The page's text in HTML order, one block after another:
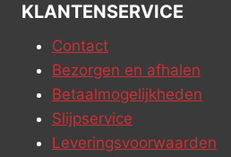
KLANTENSERVICE
Contact
Bezorgen en afhalen
Betaalmogelijkheden
Slijpservice
Leveringsvoorwaarden